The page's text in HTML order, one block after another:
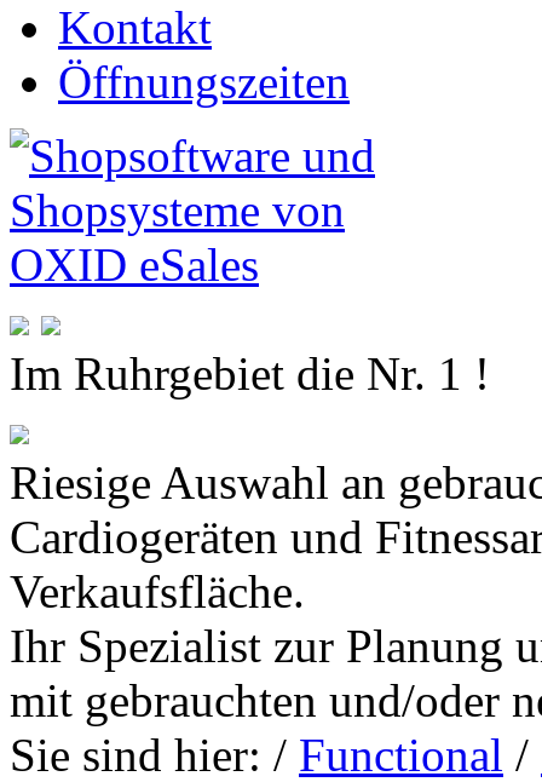
Kontakt
Öffnungszeiten
Im Ruhrgebiet die Nr. 1 !
Riesige Auswahl an
Cardiogeräten und
Verkaufsfläche.
Ihr Spezialist zur Planung
mit gebrauchten und/oder
Sie sind hier: / Functional /